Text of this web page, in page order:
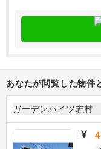
あなたが閲覧した物件
ガーデンハイツ志村